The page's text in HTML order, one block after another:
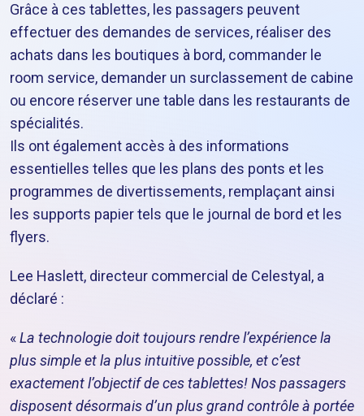
Grâce à ces tablettes, les passagers peuvent
effectuer des demandes de services, réaliser des
achats dans les boutiques à bord, commander le
room service, demander un surclassement de cabine
ou encore réserver une table dans les restaurants de
spécialités.
Ils ont également accès à des informations
essentielles telles que les plans des ponts et les
programmes de divertissements, remplaçant ainsi
les supports papier tels que le journal de bord et les
flyers.
Lee Haslett, directeur commercial de Celestyal, a
déclaré :
«La technologie doit toujours rendre l’expérience la
plus simple et la plus intuitive possible, et c’est
exactement l’objectif de ces tablettes! Nos passagers
disposent désormais d’un plus grand contrôle à portée